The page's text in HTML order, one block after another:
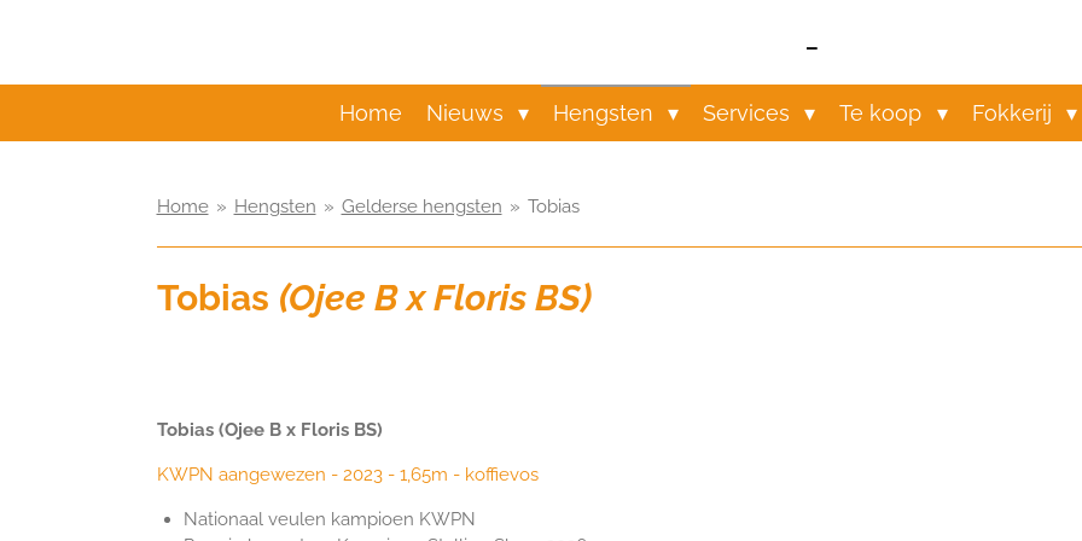
-
Home Nieuws Hengsten Services Te koop Fokkerij
Home » Hengsten » Gelderse hengsten » Tobias
Tobias (Ojee B x Floris BS)
Tobias (Ojee B x Floris BS)
KWPN aangewezen - 2023 - 1,65m - koffievos
Nationaal veulen kampioen KWPN